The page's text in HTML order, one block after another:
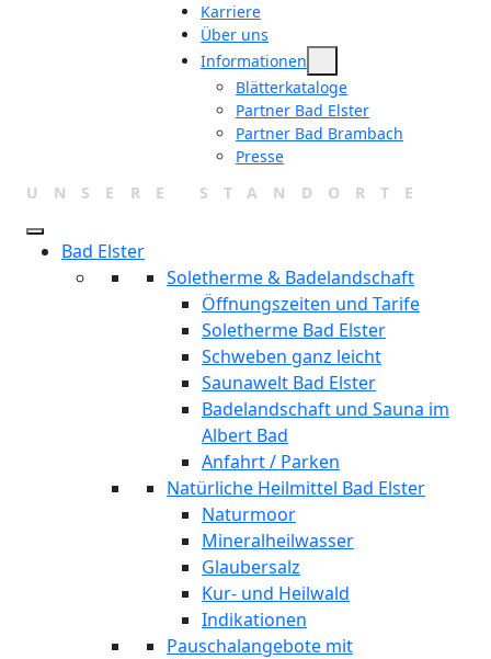
Karriere
Über uns
Informationen
Blätterkataloge
Partner Bad Elster
Partner Bad Brambach
Presse
UNSERE STANDORTE
Bad Elster
Soletherme & Badelandschaft
Öffnungszeiten und Tarife
Soletherme Bad Elster
Schweben ganz leicht
Saunawelt Bad Elster
Badelandschaft und Sauna im
Albert Bad
Anfahrt / Parken
Natürliche Heilmittel Bad Elster
Naturmoor
Mineralheilwasser
Glaubersalz
Kur- und Heilwald
Indikationen
Pauschalangebote mit